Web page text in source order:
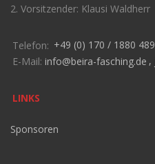
2. Vorsitzender: Klausi Waldherr
Telefon: +49 (0) 170 / 1880 489
E-Mail: info@beira-fasching.de ,
LINKS
Sponsoren